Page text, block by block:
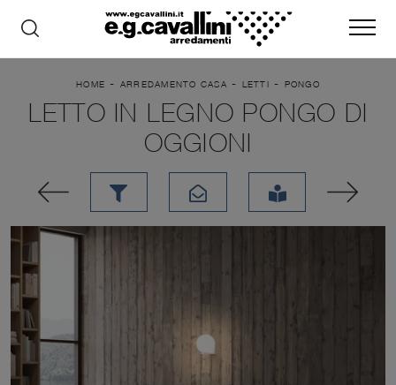
HOME - ARREDAMENTO CASA - LETTI - PONGO
LETTO IN LEGNO PONGO DI
OGGIONI